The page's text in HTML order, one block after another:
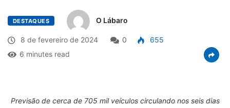
DESTAQUES O Lábaro
8 de fevereiro de 2024 0
655
6 minutes read
Previsão de cerca de 705 mil veículos circulando nos seis dias